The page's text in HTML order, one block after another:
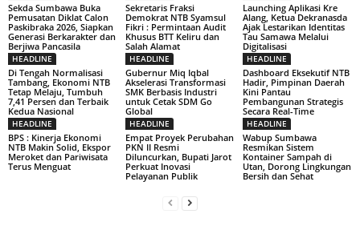
Sekda Sumbawa Buka
Pemusatan Diklat Calon
Paskibraka 2026, Siapkan
Generasi Berkarakter dan
Berjiwa Pancasila
Sekretaris Fraksi
Demokrat NTB Syamsul
Fikri : Permintaan Audit
Khusus BTT Keliru dan
Salah Alamat
Launching Aplikasi Kre
Alang, Ketua Dekranasda
Ajak Lestarikan Identitas
Tau Samawa Melalui
Digitalisasi
HEADLINE
Di Tengah Normalisasi
Tambang, Ekonomi NTB
Tetap Melaju, Tumbuh
7,41 Persen dan Terbaik
Kedua Nasional
HEADLINE
Gubernur Miq Iqbal
Akselerasi Transformasi
SMK Berbasis Industri
untuk Cetak SDM Go
Global
HEADLINE
Dashboard Eksekutif NTB
Hadir, Pimpinan Daerah
Kini Pantau
Pembangunan Strategis
Secara Real-Time
HEADLINE
BPS : Kinerja Ekonomi
NTB Makin Solid, Ekspor
Meroket dan Pariwisata
Terus Menguat
HEADLINE
Empat Proyek Perubahan
PKN II Resmi
Diluncurkan, Bupati Jarot
Perkuat Inovasi
Pelayanan Publik
HEADLINE
Wabup Sumbawa
Resmikan Sistem
Kontainer Sampah di
Utan, Dorong Lingkungan
Bersih dan Sehat